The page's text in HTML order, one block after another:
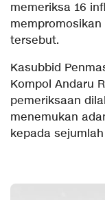
memeriksa 16
tersebut.
Kasubbid
Kompol Andaru
pemeriksaan
menemukan
kepada